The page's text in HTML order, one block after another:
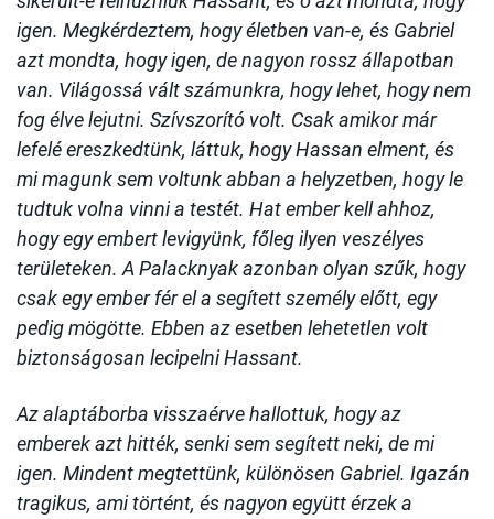
igen. Megkérdeztem, hogy életben van-e, és Gabriel
azt mondta, hogy igen, de nagyon rossz állapotban
van. Világossá vált számunkra, hogy lehet, hogy nem
fog élve lejutni. Szívszorító volt. Csak amikor már
lefelé ereszkedtünk, láttuk, hogy Hassan elment, és
mi magunk sem voltunk abban a helyzetben, hogy le
tudtuk volna vinni a testét. Hat ember kell ahhoz,
hogy egy embert levigyünk, főleg ilyen veszélyes
területeken. A Palacknyak azonban olyan szűk, hogy
csak egy ember fér el a segített személy előtt, egy
pedig mögötte. Ebben az esetben lehetetlen volt
biztonságosan lecipelni Hassant.
Az alaptáborba visszaérve hallottuk, hogy az
emberek azt hitték, senki sem segített neki, de mi
igen. Mindent megtettünk, különösen Gabriel. Igazán
tragikus, ami történt, és nagyon együtt érzek a